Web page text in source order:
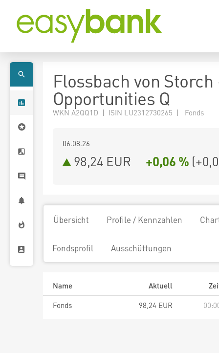
Flossbach von
Opportunities Q
WKN A2QQ1D | ISIN LU2312730265 | Fonds
06.08.26
98,24 EUR +0,06 % (
Übersicht Profile / Kennzahlen
Fondsprofil Ausschüttungen
Name Aktuell
Fonds
98,24 EUR